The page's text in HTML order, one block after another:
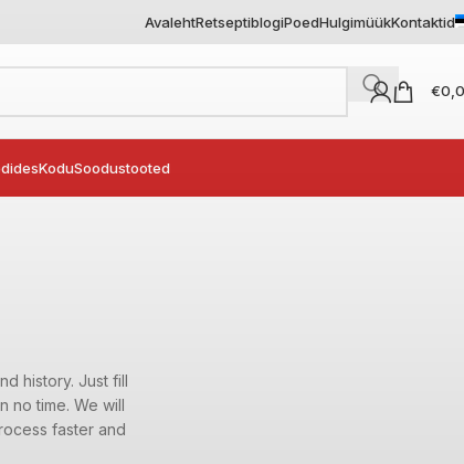
AvalehtRetseptiblogiPoedHulgimüükKontaktid
€
KoduSoodustooted
history. Just fill
no time. We will
faster and